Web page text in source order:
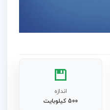
اندازه
500 کیلوبایت